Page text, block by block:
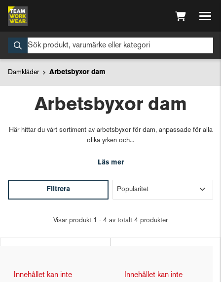
Damkläder Arbetsbyxor dam
Arbetsbyxor dam
Här hittar du vårt sortiment av arbetsbyxor för dam, anpassade för alla
olika yrken och...
Läs mer
Filtrera
Visar produkt 1 - 4 av totalt 4 produkter
Innehållet kan inte
Innehållet kan inte